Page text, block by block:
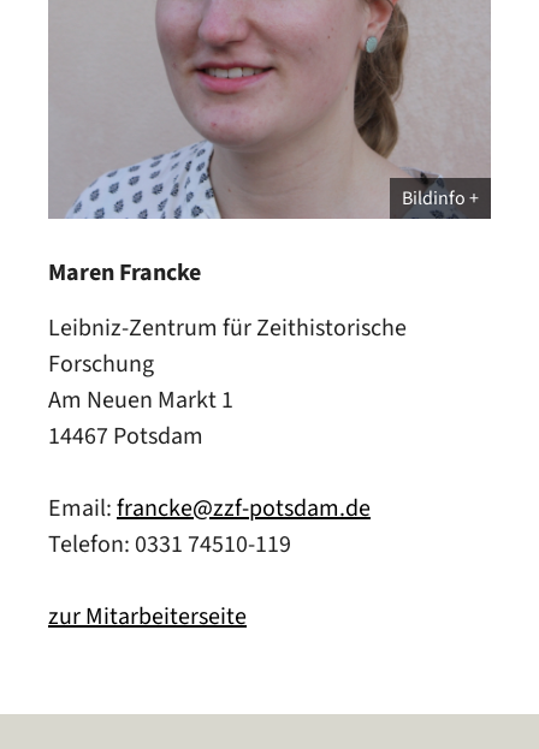
Bildinfo
Maren Francke
Leibniz-Zentrum für Zeithistorische
Forschung
Am Neuen Markt 1
14467 Potsdam
Email:francke@zzf-potsdam.de
Telefon: 0331 74510-119
zur Mitarbeiterseite